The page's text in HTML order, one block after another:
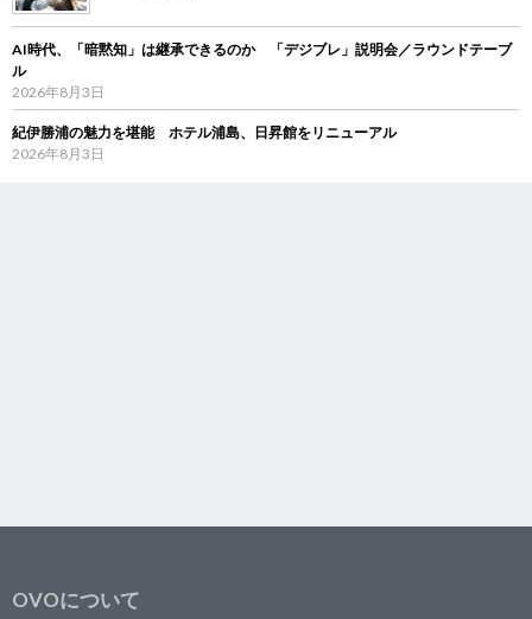
AI時代、「暗黙知」は継承できるのか 「デジブレ」説明会／ラウンドテーブ
ル
2026年8月3日
紀伊勝浦の魅力を堪能 ホテル浦島、日昇館をリニューアル
2026年8月3日
OVOについて